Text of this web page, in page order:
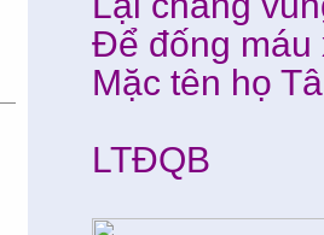
Để đống
Mặc tên họ
LTĐQB